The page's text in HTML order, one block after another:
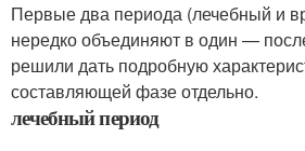
Первые два периода (лечебный и
нередко объединяют в один —
решили дать подробную
составляющей фазе отдельно.
лечебный период